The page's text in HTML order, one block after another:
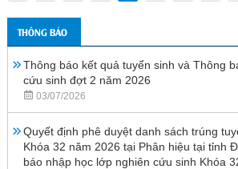
THÔNG BÁO
Thông báo kết quả tuyển sinh và Thông
cứu sinh đợt 2 năm 2026
03/07/2026
Quyết định phê duyệt danh sách trúng
Khóa 32 năm 2026 tại Phân hiệu tại tỉnh
báo nhập học lớp nghiên cứu sinh Khóa